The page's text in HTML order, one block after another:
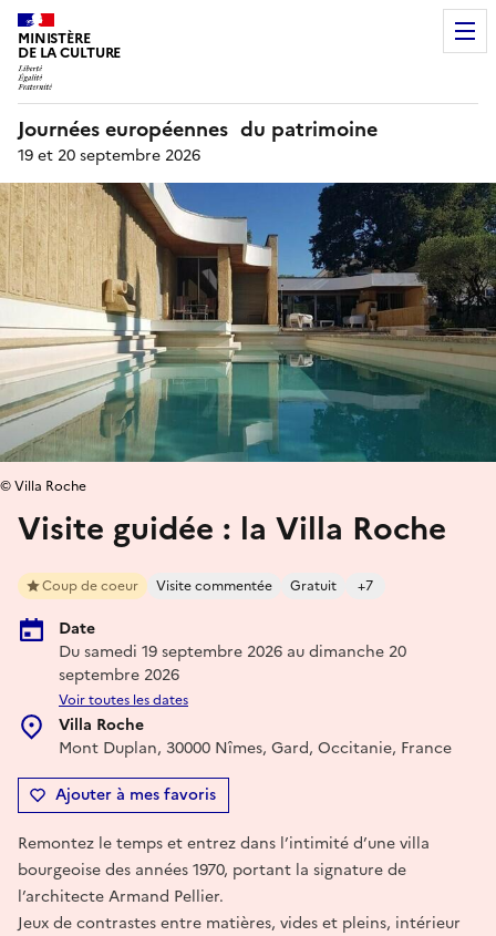
MINISTÈRE
DE LA CULTURE
Journées européennes du patrimoine
19 et 20 septembre 2026
Visite guidée : la Villa Roche
Coup de coeur Visite commentée Gratuit +7
Date
Du samedi 19 septembre 2026 au dimanche 20
septembre 2026
Voir toutes les dates
Villa Roche
Mont Duplan, 30000 Nîmes, Gard, Occitanie, France
Ajouter à mes favoris
© Villa Roche
Remontez le temps et entrez dans l’intimité d’une villa
bourgeoise des années 1970, portant la signature de
l’architecte Armand Pellier.
Jeux de contrastes entre matières, vides et pleins, intérieur